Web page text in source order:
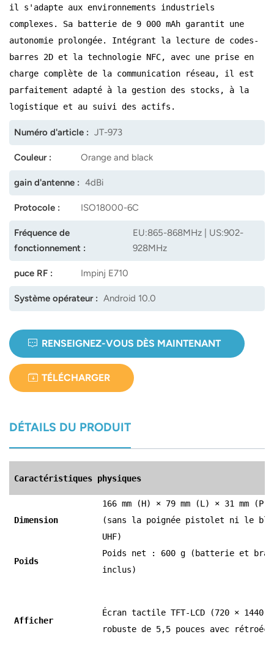
il s'adapte aux environnements industriels
complexes. Sa batterie de 9 000 mAh garantit une
autonomie prolongée. Intégrant la lecture de codes-
barres 2D et la technologie NFC, avec une prise en
charge complète de la communication réseau, il est
parfaitement adapté à la gestion des stocks, à la
logistique et au suivi des actifs.
Numéro d'article : JT-973
Couleur : Orange and black
gain d'antenne : 4dBi
Protocole : ISO18000-6C
Fréquence de
fonctionnement :
EU:865-868MHz | US:902-
928MHz
puce RF : Impinj E710
Système opérateur : Android 10.0
RENSEIGNEZ-VOUS DÈS MAINTENANT
TÉLÉCHARGER
DÉTAILS DU PRODUIT
Caractéristiques physiques
Dimension
166 mm (H) × 79 mm (L) × 31 mm (P)
(sans la poignée pistolet ni le
UHF)
Poids
Poids net : 600 g (batterie et
inclus)
Afficher
Écran tactile TFT-LCD (720 × 1440)
robuste de 5,5 pouces avec